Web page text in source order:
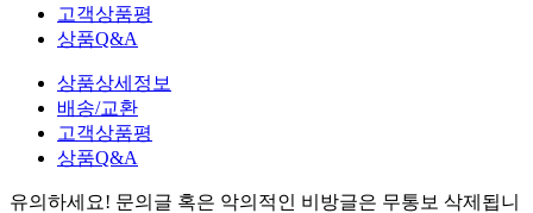
고객상품평
상품Q&A
상품상세정보
배송/교환
고객상품평
상품Q&A
유의하세요! 문의글 혹은 악의적인 비방글은 무통보 삭제 됩니